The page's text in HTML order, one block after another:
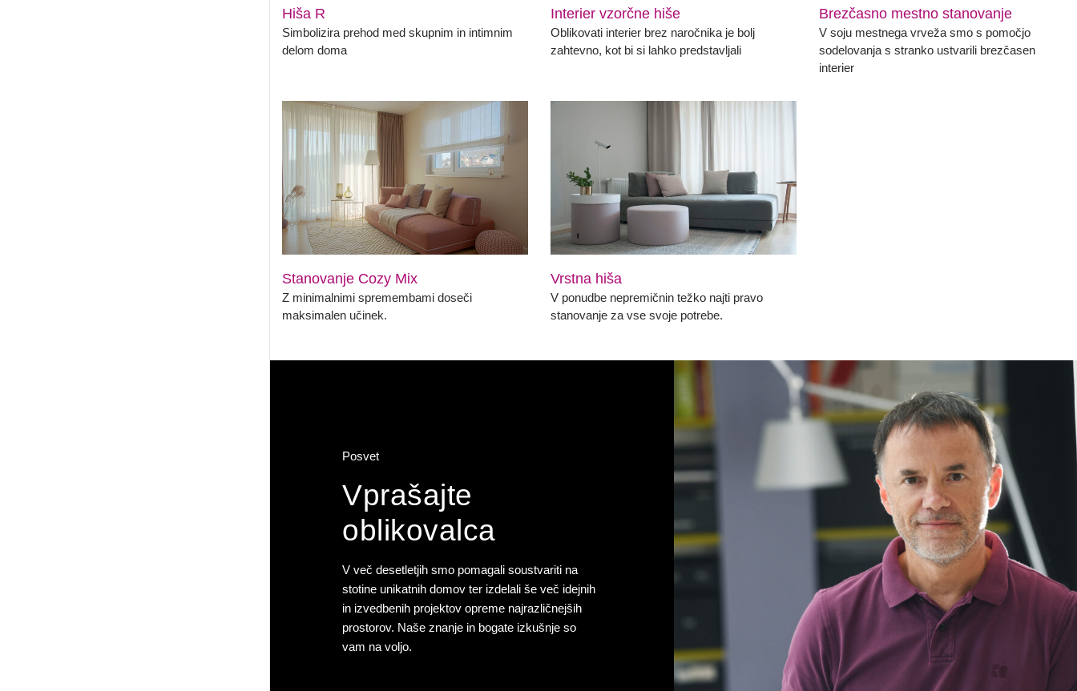
Hiša R
Simbolizira prehod med skupnim in intimnim
delom doma
Interier vzorčne hiše
Oblikovati interier brez naročnika je bolj
zahtevno, kot bi si lahko predstavljali
Brezčasno mestno stanovanje
V soju mestnega vrveža smo s pomočjo
sodelovanja s stranko ustvarili brezčasen
interier
Stanovanje Cozy Mix
Z minimalnimi spremembami doseči
maksimalen učinek.
Vrstna hiša
V ponudbe nepremičnin težko najti pravo
stanovanje za vse svoje potrebe.
Posvet
Vprašajte
oblikovalca
V več desetletjih smo pomagali soustvariti na
stotine unikatnih domov ter izdelali še več idejnih
in izvedbenih projektov opreme najrazličnejših
prostorov. Naše znanje in bogate izkušnje so
vam na voljo.